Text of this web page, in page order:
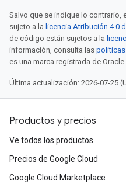
Salvo que se indique lo contrario,
sujeto a la licencia Atribución 4.0
de código están sujetos a la
información, consulta las
es una marca registrada de
Última actualización: 2026-07-25
Productos y precios
Ve todos los productos
Precios de Google Cloud
Google Cloud Marketplace